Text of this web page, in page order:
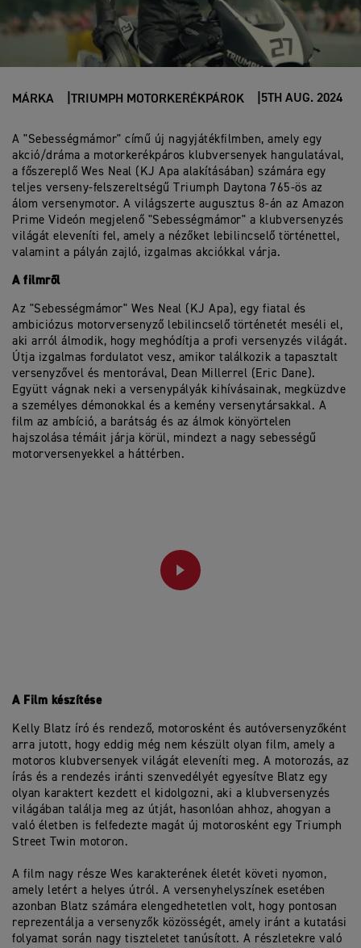
MÁRKA TRIUMPH MOTORKERÉKPÁROK 5TH AUG. 2024
A "Sebességmámor" című új nagyjátékfilmben, amely egy
akció/dráma a motorkerékpáros klubversenyek hangulatával,
a főszereplő Wes Neal (KJ Apa alakításában) számára egy
teljes verseny-felszereltségű Triumph Daytona 765-ös az
álom versenymotor. A világszerte augusztus 8-án az Amazon
Prime Videón megjelenő "Sebességmámor" a klubversenyzés
világát eleveníti fel, amely a nézőket lebilincselő történettel,
valamint a pályán zajló, izgalmas akciókkal várja.
A filmről
Az "Sebességmámor" Wes Neal (KJ Apa), egy fiatal és
ambiciózus motorversenyző lebilincselő történetét meséli el,
aki arról álmodik, hogy meghódítja a profi versenyzés világát.
Útja izgalmas fordulatot vesz, amikor találkozik a tapasztalt
versenyzővel és mentorával, Dean Millerrel (Eric Dane).
Együtt vágnak neki a versenypályák kihívásainak, megküzdve
a személyes démonokkal és a kemény versenytársakkal. A
film az ambíció, a barátság és az álmok könyörtelen
hajszolása témáit járja körül, mindezt a nagy sebességű
motorversenyekkel a háttérben.
PLAY
A Film készítése
Kelly Blatz író és rendező, motorosként és autóversenyzőként
arra jutott, hogy eddig még nem készült olyan film, amely a
motoros klubversenyek világát eleveníti meg. A motorozás, az
írás és a rendezés iránti szenvedélyét egyesítve Blatz egy
olyan karaktert kezdett el kidolgozni, aki a klubversenyzés
világában találja meg az útját, hasonlóan ahhoz, ahogyan a
való életben is felfedezte magát új motorosként egy Triumph
Street Twin motoron.
A film nagy része Wes karakterének életét követi nyomon,
amely letért a helyes útról. A versenyhelyszínek esetében
azonban Blatz számára elengedhetetlen volt, hogy pontosan
reprezentálja a versenyzők közösségét, amely iránt a kutatási
folyamat során nagy tiszteletet tanúsított. A részletekre való